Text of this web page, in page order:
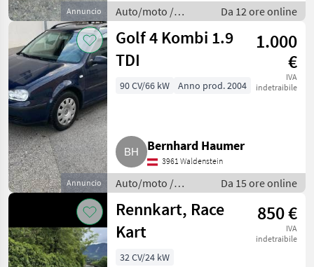
Annuncio
Auto/moto /
Berline
Da 12 ore online
Annuncio
Golf 4 Kombi 1.9
TDI
1.000
€
IVA
indetraibile
90 CV/66 kW Anno prod. 2004
Bernhard Haumer
3961 Waldenstein
Auto/moto /
Berline
Da 15 ore online
Rennkart, Race
Kart
850 €
IVA
indetraibile
32 CV/24 kW